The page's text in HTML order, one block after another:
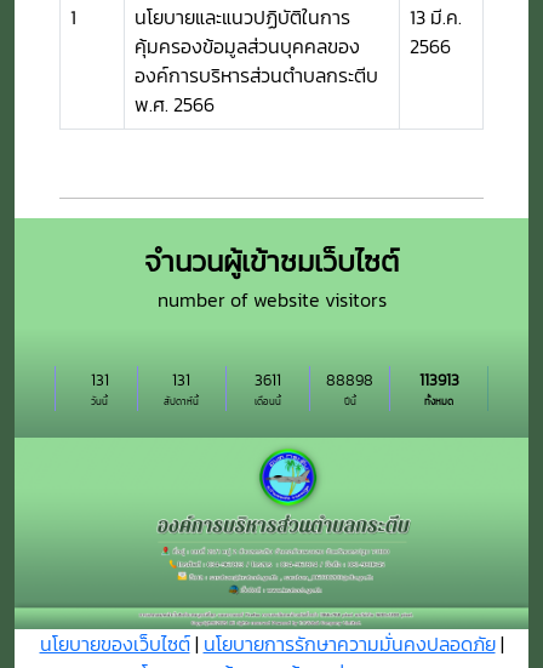
1
นโยบายและแนวปฏิบัติในการ
คุ้มครองข้อมูลส่วนบุคคลของ
องค์การบริหารส่วนตำบลกระตีบ
พ.ศ. 2566
13 มี.ค.
2566
จำนวนผู้เข้าชมเว็บไซต์
number of website visitors
วันนี้
131
สัปดาห์นี้
131
เดือนนี้
3611
ปีนี้
88898
ทั้งหมด
113913
นโยบายของเว็บไซต์| นโยบายการรักษาความมั่นคงปลอดภัย|